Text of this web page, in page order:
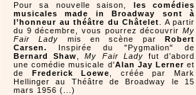
Pour sa nouvelle saison, les comédies
musicales made in Broadway sont à
l’honneur au théâtre du Châtelet . A partir
du 9 décembre, vous pourrez découvrir My
Fair Lady
mis en scène parRobert
Carsen. Inspirée du "Pygmalion" de
Bernard Shaw ,My Fair Lady fut d’abord
une comédie musicale d'Alan Jay Lerneret
de Frederick Loewe
, créée par Mark
Hellinger au Théâtre de Broadway le 15
mars 1956 (...)